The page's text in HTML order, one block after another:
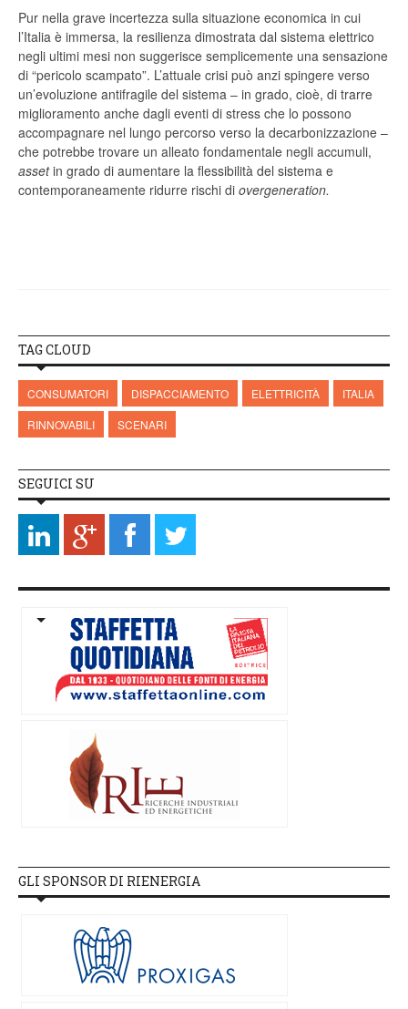
Pur nella grave incertezza sulla situazione economica in cui
l’Italia è immersa, la resilienza dimostrata dal sistema elettrico
negli ultimi mesi non suggerisce semplicemente una sensazione
di “pericolo scampato”. L’attuale crisi può anzi spingere verso
un’evoluzione antifragile del sistema – in grado, cioè, di trarre
miglioramento anche dagli eventi di stress che lo possono
accompagnare nel lungo percorso verso la decarbonizzazione –
che potrebbe trovare un alleato fondamentale negli accumuli,
assetin grado di aumentare la flessibilità del sistema e
contemporaneamente ridurre rischi di overgeneration.
TAG CLOUD
CONSUMATORI DISPACCIAMENTO ELETTRICITÀ
ITALIA
RINNOVABILI
SCENARI
SEGUICI SU
GLI SPONSOR DI RIENERGIA